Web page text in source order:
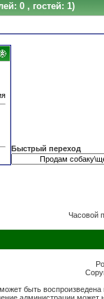
0 , гостей: 1)
Быстрый переход
Часовой
быть